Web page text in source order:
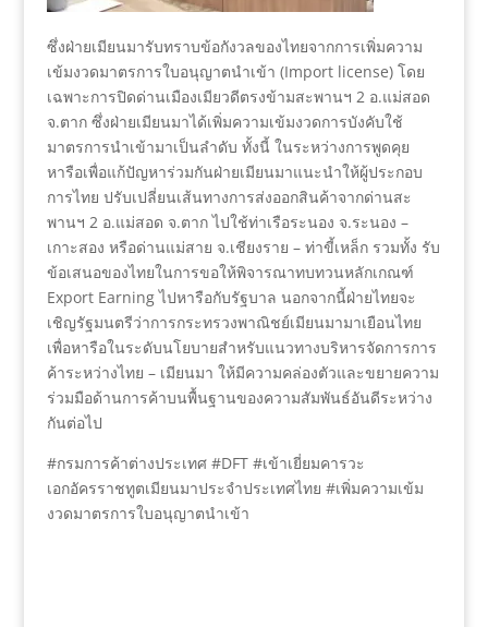
ซึ่งฝ่ายเมียนมารับทราบข้อกังวลของไทยจากการเพิ่มความ
เข้มงวดมาตรการใบอนุญาตนำเข้า (Import license) โดย
เฉพาะการปิดด่านเมืองเมียวดีตรงข้ามสะพานฯ 2 อ.แม่สอด
จ.ตาก ซึ่งฝ่ายเมียนมาได้เพิ่มความเข้มงวดการบังคับใช้
มาตรการนำเข้ามาเป็นลำดับ ทั้งนี้ ในระหว่างการพูดคุย
หารือเพื่อแก้ปัญหาร่วมกันฝ่ายเมียนมาแนะนำให้ผู้ประกอบ
การไทย ปรับเปลี่ยนเส้นทางการส่งออกสินค้าจากด่านสะ
พานฯ 2 อ.แม่สอด จ.ตาก ไปใช้ท่าเรือระนอง จ.ระนอง –
เกาะสอง หรือด่านแม่สาย จ.เชียงราย – ท่าขี้เหล็ก รวมทั้ง รับ
ข้อเสนอของไทยในการขอให้พิจารณาทบทวนหลักเกณฑ์
Export Earning ไปหารือกับรัฐบาล นอกจากนี้ฝ่ายไทยจะ
เชิญรัฐมนตรีว่าการกระทรวงพาณิชย์เมียนมามาเยือนไทย
เพื่อหารือในระดับนโยบายสำหรับแนวทางบริหารจัดการการ
ค้าระหว่างไทย – เมียนมา ให้มีความคล่องตัวและขยายความ
ร่วมมือด้านการค้าบนพื้นฐานของความสัมพันธ์อันดีระหว่าง
กันต่อไป
#กรมการค้าต่างประเทศ #DFT #เข้าเยี่ยมคารวะ
เอกอัครราชทูตเมียนมาประจำประเทศไทย #เพิ่มความเข้ม
งวดมาตรการใบอนุญาตนำเข้า